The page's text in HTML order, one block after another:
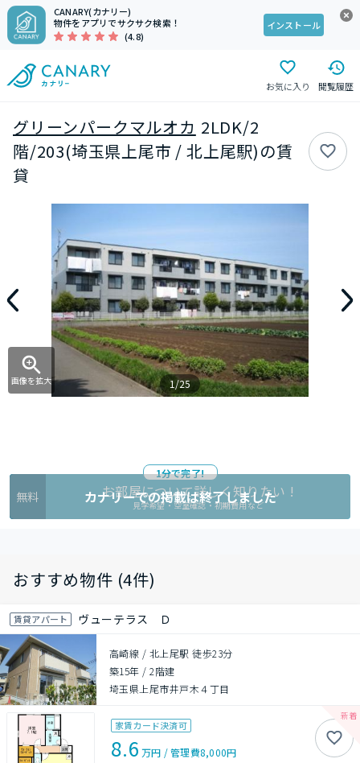
CANARY(カナリー)
物件をアプリでサクサク検索！
(4.8)
インストール
お気に入り 閲覧履歴
グリーンパークマルオカ 2LDK/2
階/203(埼玉県上尾市 / 北上尾駅)の賃
貸
画像を拡大 1/25
1分で完了!
無料 お部屋について詳しく知りたい !
見学希望・空室確認・初期費用など
カナリーでの掲載は終了しました
おすすめ物件 (4件)
賃貸アパート ヴューテラス Ｄ
高崎線 / 北上尾駅 徒歩23分
築15年 /2階建
埼玉県上尾市井戸木４丁目
家賃カード決済可
8.6 万円 /管理費8,000円